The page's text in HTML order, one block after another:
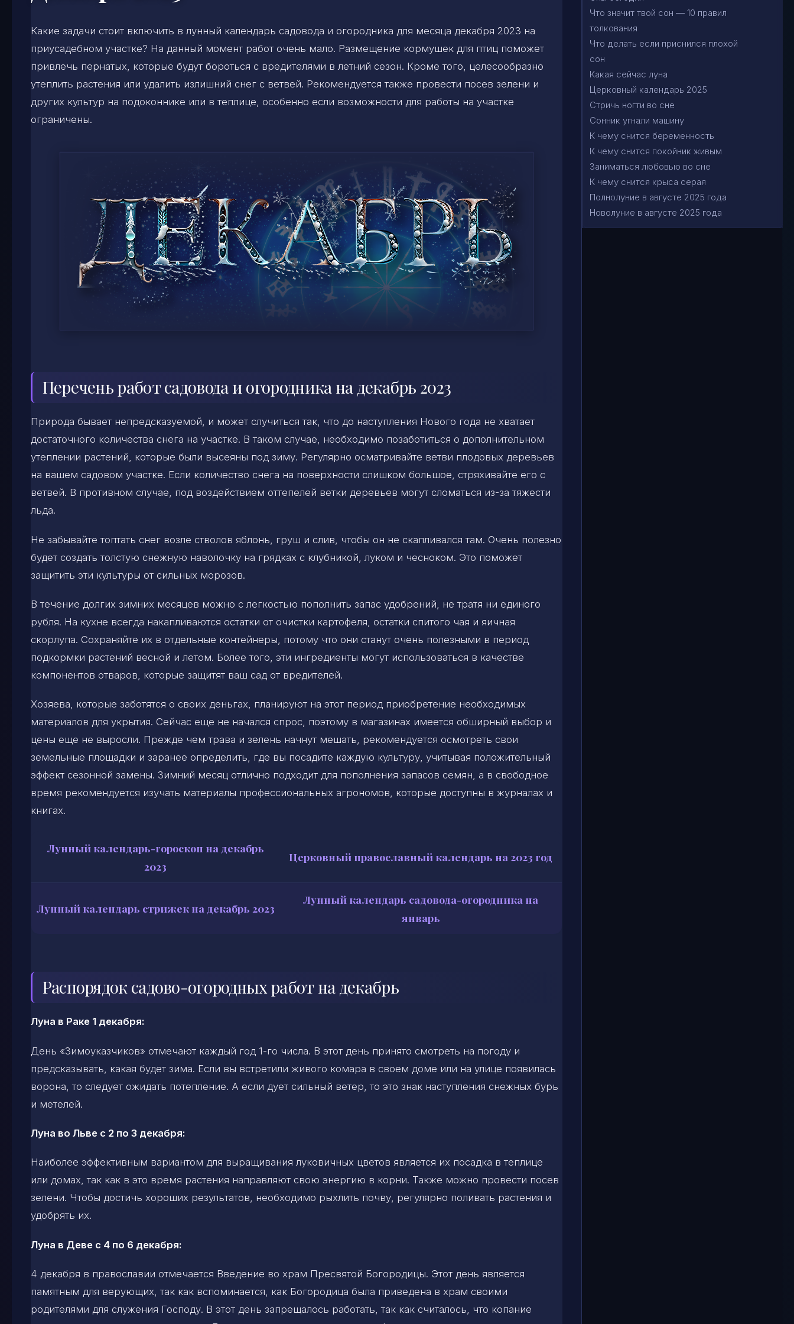
Какие задачи стоит включить в лунный календарь садовода и огородника для месяца декабря 2023 на
приусадебном участке? На данный момент работ очень мало. Размещение кормушек для птиц поможет
привлечь пернатых, которые будут бороться с вредителями в летний сезон. Кроме того, целесообразно
утеплить растения или удалить излишний снег с ветвей. Рекомендуется также провести посев зелени и
других культур на подоконнике или в теплице, особенно если возможности для работы на участке
ограничены.
Перечень работ садовода и огородника на декабрь 2023
Природа бывает непредсказуемой, и может случиться так, что до наступления Нового года не хватает
достаточного количества снега на участке. В таком случае, необходимо позаботиться о дополнительном
утеплении растений, которые были высеяны под зиму. Регулярно осматривайте ветви плодовых деревьев
на вашем садовом участке. Если количество снега на поверхности слишком большое, стряхивайте его с
ветвей. В противном случае, под воздействием оттепелей ветки деревьев могут сломаться из-за тяжести
льда.
Не забывайте топтать снег возле стволов яблонь, груш и слив, чтобы он не скапливался там. Очень полезно
будет создать толстую снежную наволочку на грядках с клубникой, луком и чесноком. Это поможет
защитить эти культуры от сильных морозов.
В течение долгих зимних месяцев можно с легкостью пополнить запас удобрений, не тратя ни единого
рубля. На кухне всегда накапливаются остатки от очистки картофеля, остатки спитого чая и яичная
скорлупа. Сохраняйте их в отдельные контейнеры, потому что они станут очень полезными в период
подкормки растений весной и летом. Более того, эти ингредиенты могут использоваться в качестве
компонентов отваров, которые защитят ваш сад от вредителей.
Хозяева, которые заботятся о своих деньгах, планируют на этот период приобретение необходимых
материалов для укрытия. Сейчас еще не начался спрос, поэтому в магазинах имеется обширный выбор и
цены еще не выросли. Прежде чем трава и зелень начнут мешать, рекомендуется осмотреть свои
земельные площадки и заранее определить, где вы посадите каждую культуру, учитывая положительный
эффект сезонной замены. Зимний месяц отлично подходит для пополнения запасов семян, а в свободное
время рекомендуется изучать материалы профессиональных агрономов, которые доступны в журналах и
книгах.
Лунный календарь-гороскоп на декабрь
2023
Церковный православный календарь на 2023 год
Лунный календарь стрижек на декабрь 2023
Лунный календарь садовода-огородника на
январь
Распорядок садово-огородных работ на декабрь
Луна в Раке 1 декабря:
День «Зимоуказчиков» отмечают каждый год 1-го числа. В этот день принято смотреть на погоду и
предсказывать, какая будет зима. Если вы встретили живого комара в своем доме или на улице появилась
ворона, то следует ожидать потепление. А если дует сильный ветер, то это знак наступления снежных бурь
и метелей.
Луна во Льве с 2 по 3 декабря:
Наиболее эффективным вариантом для выращивания луковичных цветов является их посадка в теплице
или домах, так как в это время растения направляют свою энергию в корни. Также можно провести посев
зелени. Чтобы достичь хороших результатов, необходимо рыхлить почву, регулярно поливать растения и
удобрять их.
Луна в Деве с 4 по 6 декабря:
4 декабря в православии отмечается Введение во храм Пресвятой Богородицы. Этот день является
памятным для верующих, так как вспоминается, как Богородица была приведена в храм своими
родителями для служения Господу. В этот день запрещалось работать, так как считалось, что копание
Что значит твой сон — 10 правил
толкования
Что делать если приснился плохой
сон
Какая сейчас луна
Церковный календарь 2025
Стричь ногти во сне
Сонник угнали машину
К чему снится беременность
К чему снится покойник живым
Заниматься любовью во сне
К чему снится крыса серая
Полнолуние в августе 2025 года
Новолуние в августе 2025 года